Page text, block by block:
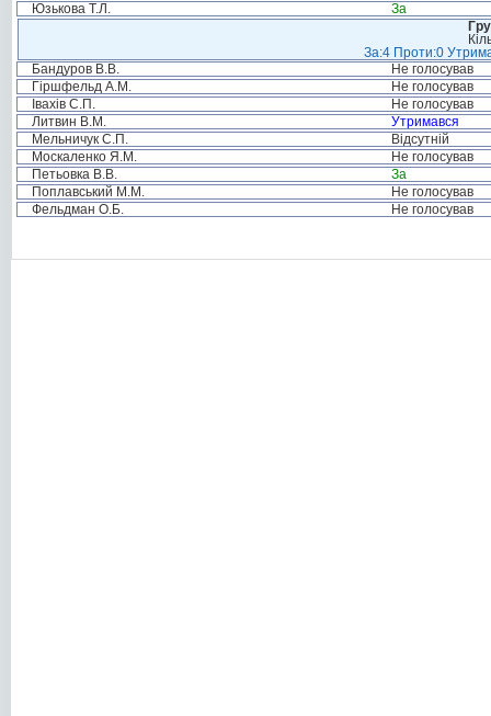
Юзькова Т.Л.
За
За:4 Проти:0
Бандуров В.В.
Не голосував
Гіршфельд А.М.
Не голосував
Івахів С.П.
Не голосував
Литвин В.М.
Утримався
Мельничук С.П.
Відсутній
Москаленко Я.М.
Не голосував
Петьовка В.В.
За
Поплавський М.М.
Не голосував
Фельдман О.Б.
Не голосував